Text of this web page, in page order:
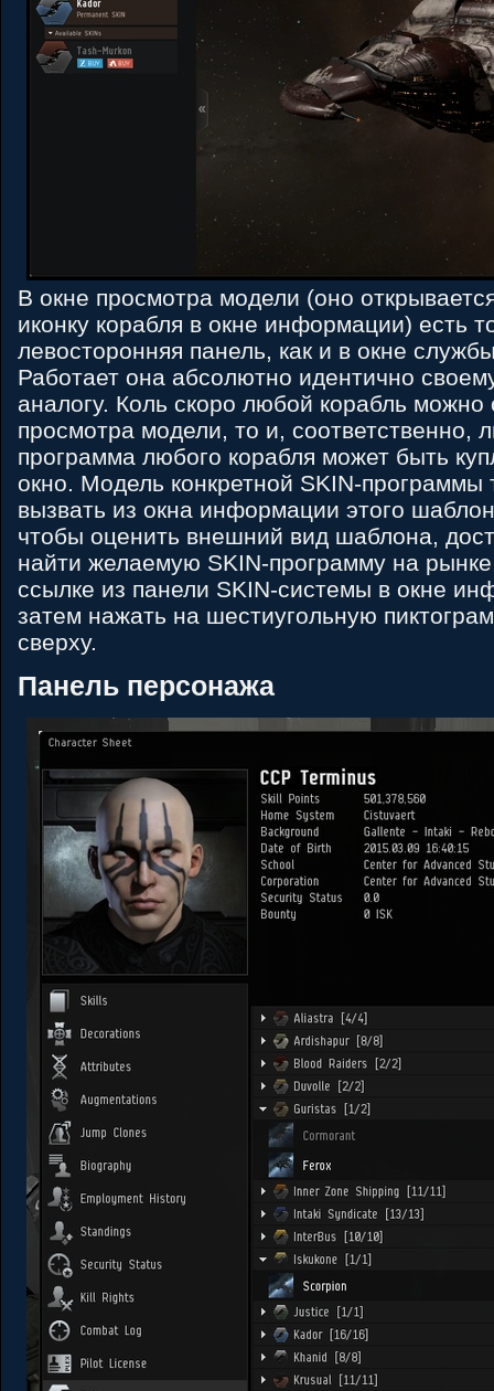
В окне просмотра модели (оно
иконку корабля в окне информации) есть
левосторонняя панель, как и в окне
Работает она абсолютно идентично
аналогу. Коль скоро любой корабль можно
просмотра модели, то и, соответственно,
программа любого корабля может быть
окно. Модель конкретной SKIN-программы
вызвать из окна информации этого
чтобы оценить внешний вид шаблона,
найти желаемую SKIN-программу на
ссылке из панели SKIN-системы в окне
затем нажать на шестиугольную
сверху.
Панель персонажа